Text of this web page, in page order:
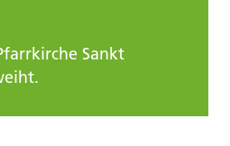
Sankt